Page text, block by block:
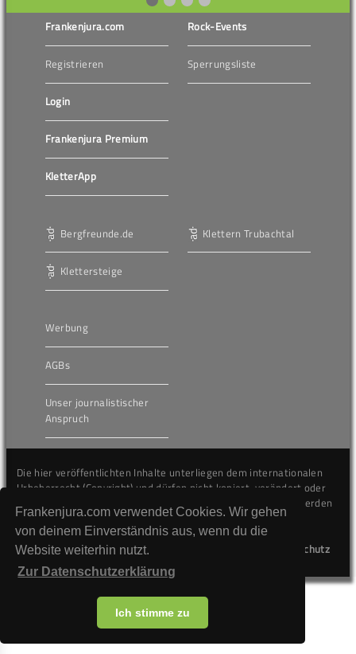
Frankenjura.com verwendet Cookies. Wir gehen
von deinem Einverständnis aus, wenn du die
Website weiterhin nutzt.
Zur Datenschutzerklärung
Ich stimme zu
Frankenjura.com
Registrieren
Login
Frankenjura Premium
KletterApp
Rock-Events
Sperrungsliste
Bergfreunde.de
Klettersteige
Klettern Trubachtal
Werbung
AGBs
Unser journalistischer
Anspruch
Die hier veröffentlichten Inhalte unterliegen dem internationalen
Urheberrecht (Copyright) und dürfen nicht kopiert, verändert oder
unverändert wiederveröffentlicht werden. Gegen Verstöße werden
wir auf juristischem Wege vorgehen.
Datenschutz